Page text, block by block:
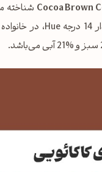
Cocoa Brown